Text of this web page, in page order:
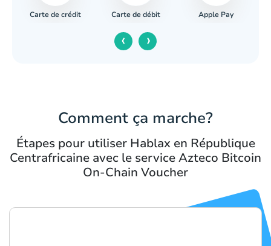
Carte de crédit Carte de débit Apple Pay
‹ ›
Comment ça marche?
Étapes pour utiliser Hablax en République
Centrafricaine avec le service Azteco Bitcoin
On-Chain Voucher